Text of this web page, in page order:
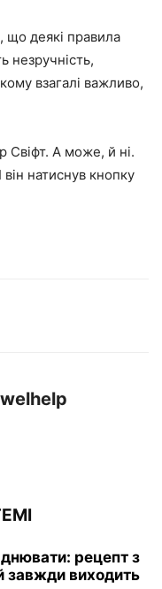
що деякі правила
незручність,
взагалі важливо,
Свіфт. А може, й ні.
натиснув кнопку
рецепт з
завжди виходить